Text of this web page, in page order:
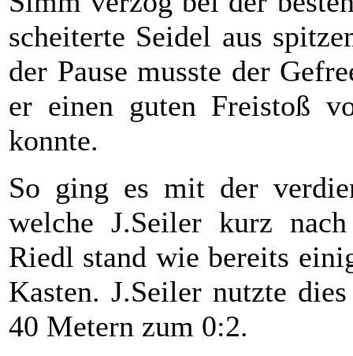
scheiterte Seidel aus
der Pause musste der
er einen guten Freistoß
konnte.
So ging es mit der
welche J.Seiler kurz
Riedl stand wie bereits
Kasten. J.Seiler nutzte
40 Metern zum 0:2.